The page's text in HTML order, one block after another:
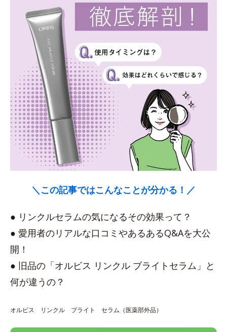
＼この記事ではこんなことが分かる！／
● リンクルセラムの気になるその効果って？
● 愛用者のリアルな口コミやあるあるQ&Aを大公
開！
● 旧品の「オルビス リンクル ブライトセラム」と
何が違うの？
オルビス リンクル ブライト セラム（医薬部外品）